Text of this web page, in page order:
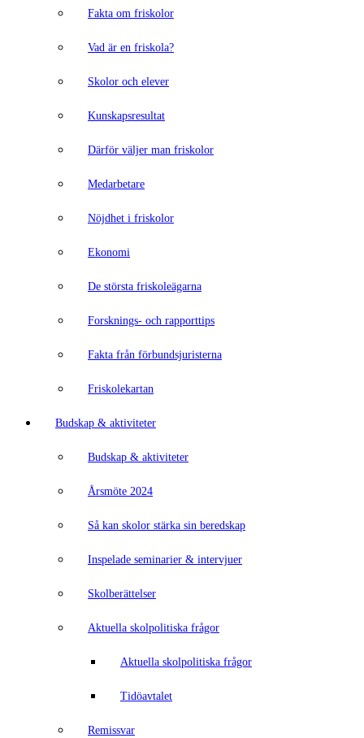
Fakta om friskolor
Vad är en friskola?
Skolor och elever
Kunskapsresultat
Därför väljer man friskolor
Medarbetare
Nöjdhet i friskolor
Ekonomi
De största friskoleägarna
Forsknings- och rapporttips
Fakta från förbundsjuristerna
Friskolekartan
Budskap & aktiviteter
Budskap & aktiviteter
Årsmöte 2024
Så kan skolor stärka sin beredskap
Inspelade seminarier & intervjuer
Skolberättelser
Aktuella skolpolitiska frågor
Aktuella skolpolitiska frågor
Tidöavtalet
Remissvar